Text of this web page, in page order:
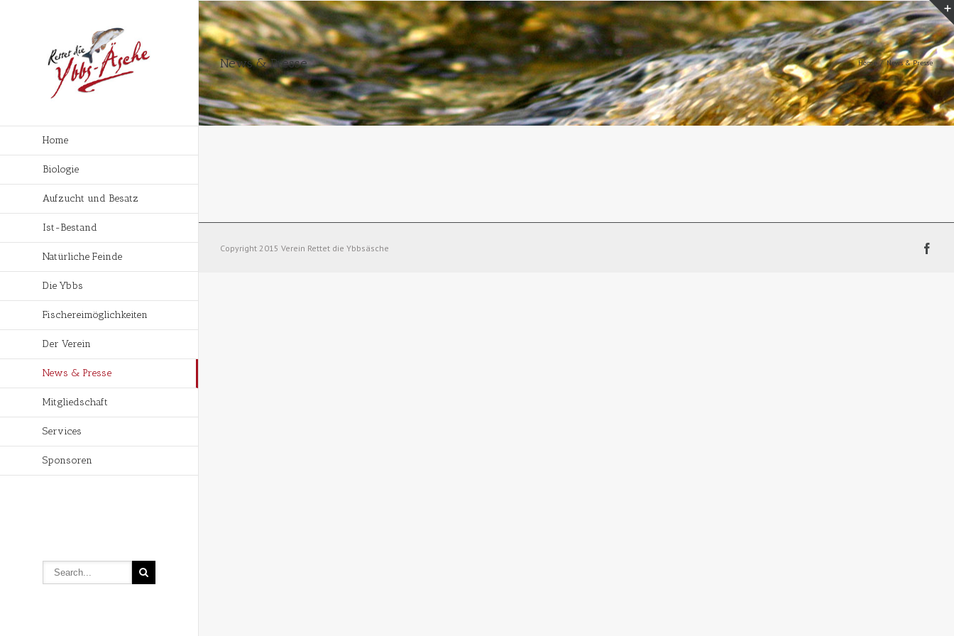
Home
Biologie
Aufzucht und Besatz
Ist-Bestand
Natürliche Feinde
Die Ybbs
Fischereimöglichkeiten
Der Verein
News & Presse
Mitgliedschaft
Services
Sponsoren
News & Presse Home News & Presse
Copyright 2015 Verein Rettet die Ybbsäsche